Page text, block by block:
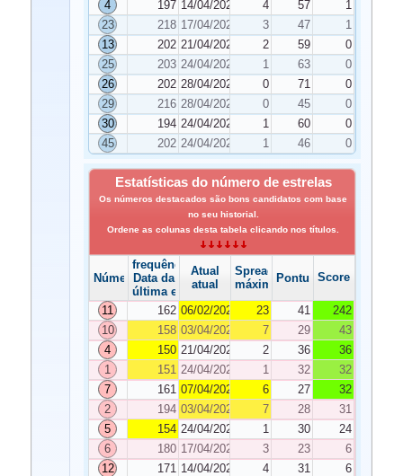
4
197 14/04/2026 4 57
1
23
218 17/04/2026 3 47
1
13
202 21/04/2026 2 59
0
25
203 24/04/2026 1 63
0
26
202 28/04/2026 0 71
0
29
216 28/04/2026 0 45
0
30
194 24/04/2026 1 60
0
45
202 24/04/2026 1 46 0
Estatísticas do número de estrelas
Os números destacados são bons candidatos com base
no seu historial.
Ordene as colunas desta tabela clicando nos títulos.
Número
frequência
Data da
última edição
Atual
atual
Spread
máximoPontuaçãoScore
11 162 06/02/2026 23 41
242
10
158 03/04/2026 7 29
43
4
150 21/04/2026 2 36
36
1
151 24/04/2026 1 32
32
7
161 07/04/2026 6 27
32
2
194 03/04/2026 7 28
31
5
154 24/04/2026 1 30
24
6
180 17/04/2026 3 23
6
12
171 14/04/2026 4 31
6